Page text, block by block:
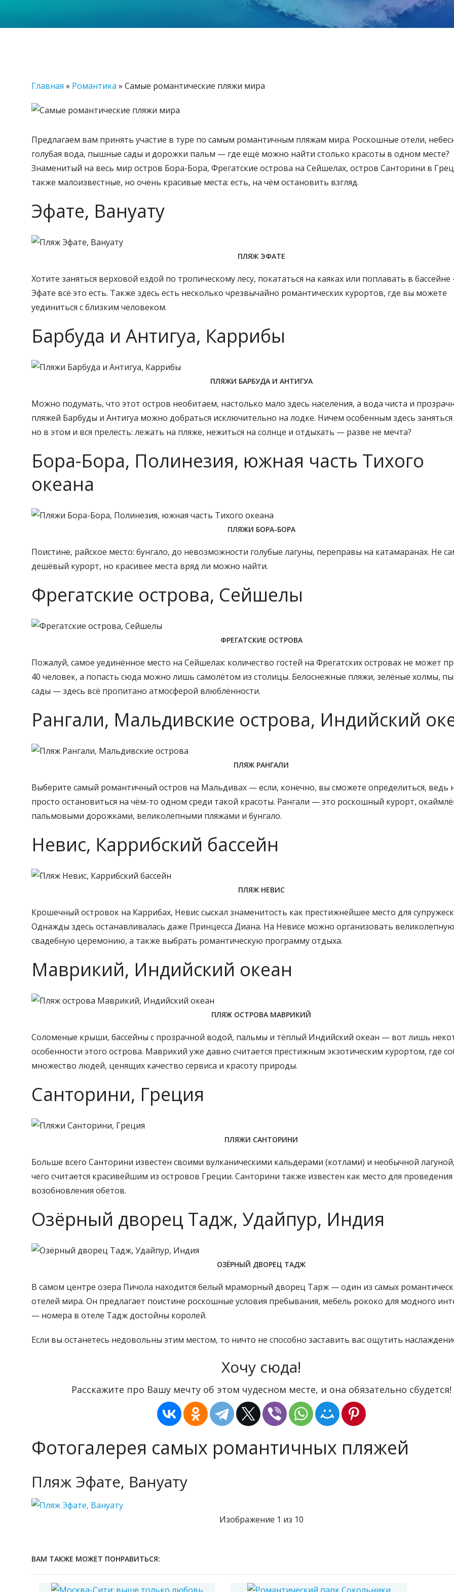
Главная » Романтика » Самые романтические пляжи мира
Предлагаем вам принять участие в туре по самым романтичным пляжам мира. Роскошные отели,
голубая вода, пышные сады и дорожки пальм — где ещё можно найти столько красоты в одном месте?
Знаменитый на весь мир остров Бора-Бора, Фрегатские острова на Сейшелах, остров Санторини в
также малоизвестные, но очень красивые места: есть, на чём остановить взгляд.
Эфате, Вануату
ПЛЯЖ ЭФАТЕ
Хотите заняться верховой ездой по тропическому лесу, покататься на каяках или поплавать в
Эфате всё это есть. Также здесь есть несколько чрезвычайно романтических курортов, где вы можете
уединиться с близким человеком.
Барбуда и Антигуа, Каррибы
ПЛЯЖИ БАРБУДА И АНТИГУА
Можно подумать, что этот остров необитаем, настолько мало здесь населения, а вода чиста и
пляжей Барбуды и Антигуа можно добраться исключительно на лодке. Ничем особенным здесь заняться
но в этом и вся прелесть: лежать на пляже, нежиться на солнце и отдыхать — разве не мечта?
Бора-Бора, Полинезия, южная часть Тихого
океана
ПЛЯЖИ БОРА-БОРА
Поистине, райское место: бунгало, до невозможности голубые лагуны, переправы на катамаранах. Не
дешёвый курорт, но красивее места вряд ли можно найти.
Фрегатские острова, Сейшелы
ФРЕГАТСКИЕ ОСТРОВА
Пожалуй, самое уединённое место на Сейшелах: количество гостей на Фрегатских островах не может
40 человек, а попасть сюда можно лишь самолётом из столицы. Белоснежные пляжи, зелёные холмы,
сады — здесь всё пропитано атмосферой влюблённости.
Рангали, Мальдивские острова, Индийский
ПЛЯЖ РАНГАЛИ
Выберите самый романтичный остров на Мальдивах — если, конечно, вы сможете определиться, ведь
просто остановиться на чём-то одном среди такой красоты. Рангали — это роскошный курорт,
пальмовыми дорожками, великолепными пляжами и бунгало.
Невис, Каррибский бассейн
ПЛЯЖ НЕВИС
Крошечный островок на Каррибах, Невис сыскал знаменитость как престижнейшее место для
Однажды здесь останавливалась даже Принцесса Диана. На Невисе можно организовать великолепную
свадебную церемонию, а также выбрать романтическую программу отдыха.
Маврикий, Индийский океан
ПЛЯЖ ОСТРОВА МАВРИКИЙ
Соломеные крыши, бассейны с прозрачной водой, пальмы и тёплый Индийский океан — вот лишь
особенности этого острова. Маврикий уже давно считается престижным экзотическим курортом, где
множество людей, ценящих качество сервиса и красоту природы.
Санторини, Греция
ПЛЯЖИ САНТОРИНИ
Больше всего Санторини известен своими вулканическими кальдерами (котлами) и необычной лагуной,
чего считается красивейшим из островов Греции. Санторини также известен как место для проведения
возобновления обетов.
Озёрный дворец Тадж, Удайпур, Индия
ОЗЁРНЫЙ ДВОРЕЦ ТАДЖ
В самом центре озера Пичола находится белый мраморный дворец Тарж — один из самых
отелей мира. Он предлагает поистине роскошные условия пребывания, мебель рококо для модного
— номера в отеле Тадж достойны королей.
Если вы останетесь недовольны этим местом, то ничто не способно заставить вас ощутить
Хочу сюда!
Расскажите про Вашу мечту об этом чудесном месте, и она обязательно сбудется!
Фотогалерея самых романтичных пляжей
Пляж Эфате, Вануату
Изображение 1 из 10
ВАМ ТАКЖЕ МОЖЕТ ПОНРАВИТЬСЯ: